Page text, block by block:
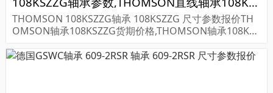
THOMSON 108KSZZG轴承 108KSZZG 尺寸参数报价TH
OMSON轴承108KSZZG货期价格,THOMSON轴承108KSZ